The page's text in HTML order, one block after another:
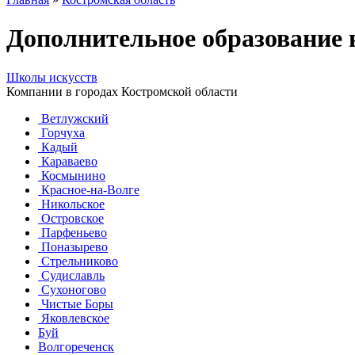
Дополнительное образование
Школы искусств
Компании в городах Костромской области
Ветлужский
Горчуха
Кадый
Караваево
Космынино
Красное-на-Волге
Никольское
Островское
Парфеньево
Поназырево
Стрельниково
Судиславль
Сухоногово
Чистые Боры
Яковлевское
Буй
Волгореченск